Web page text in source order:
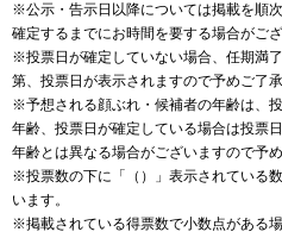
※公示・告示日以降については掲載を順
確定するまでにお時間を要する場合がご
※投票日が確定していない場合、任期満
第、投票日が表示されますので予めご了承
※予想される顔ぶれ・候補者の年齢は、
年齢、投票日が確定している場合は投票
年齢とは異なる場合がございますので予
※投票数の下に「（）」表示されている
います。
※掲載されている得票数で小数点がある